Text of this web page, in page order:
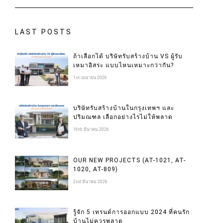
LAST POSTS
ถ้าเลือกได้ บริษัทรับสร้างบ้าน VS ผู้รับ
เหมาอิสระ แบบไหนเหมาะกว่ากัน?
1st เมษายน 2026
บริษัทรับสร้างบ้านในกรุงเทพฯ และ
ปริมณฑล เลือกอย่างไรไม่ให้พลาด
16th มีนาคม 2026
OUR NEW PROJECTS (AT-1021, AT-
1020, AT-809)
2nd มีนาคม 2026
รู้จัก 5 เทรนด์การออกแบบ 2024 ที่คนรัก
บ้านไม่ควรพลาด